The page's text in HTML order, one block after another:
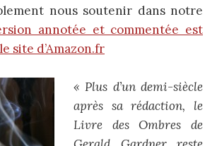
nous soutenir dans notre
annotée et commentée est
site d’Amazon.fr
« Plus d’un demi-siècle
après sa rédaction, le
Livre des Ombres de